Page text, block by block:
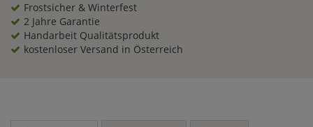
Frostsicher & Winterfest
2 Jahre Garantie
Handarbeit Qualitätsprodukt
kostenloser Versand in Österreich